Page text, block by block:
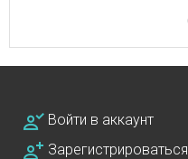
Войти в аккаунт
Зарегистрироваться